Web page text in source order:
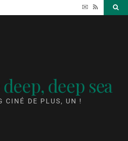
✉ RSS
deep sea
CINÉ DE PLUS, UN !